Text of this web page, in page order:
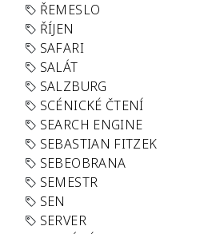
ŘEMESLO
ŘÍJEN
SAFARI
SALÁT
SALZBURG
SCÉNICKÉ ČTENÍ
SEARCH ENGINE
SEBASTIAN FITZEK
SEBEOBRANA
SEMESTR
SEN
SERVER